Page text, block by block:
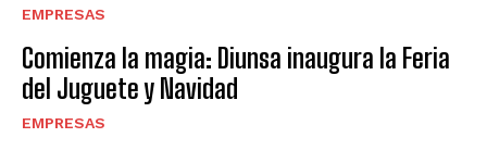
EMPRESAS
Comienza la magia: Diunsa inaugura la Feria
del Juguete y Navidad
EMPRESAS